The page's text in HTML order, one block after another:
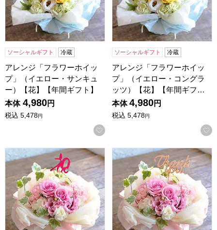
ソーシャルギフト 冷蔵
アレンジ「フラワーホイッ
プ」（イエロー・サンキュ
ー）【花】【年間ギフト】
本体 4,980円
税込 5,478円
お気に入りに登録する
ソーシャルギフト 冷蔵
アレンジ「フラワーホイッ
プ」（イエロー・コングラ
ッツ）【花】【年間ギフ…
本体 4,980円
税込 5,478円
アレンジ「フラワーホイップ」（ピンク・祝）【花】【年間
アレンジ「フラワーホイッ